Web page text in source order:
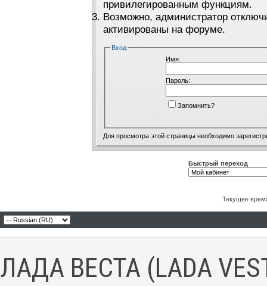
привилегированным функциям.
Возможно, администратор
активированы на форуме.
Вход
Имя:
Пароль:
Запомнить?
Для просмотра этой страницы необходимо
Быстрый переход
Текущее
ЛАДА ВЕСТА (LADA